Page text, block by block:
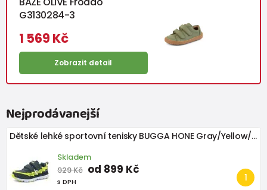
G3130284-3
1 569 Kč
Zobrazit detail
Nejprodávanejší
Dětské lehké sportovní tenisky BUGGA HONE Gray/Yellow/Black
Skladem
929 Kč od 899 Kč
s DPH